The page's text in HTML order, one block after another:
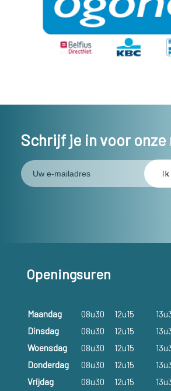
Schrijf je in voor
Openingsuren
Maandag 08u30 12u15
Dinsdag
08u30 12u15
Woensdag
08u30 12u15
Donderdag
08u30 12u15
Vrijdag
08u30 12u15